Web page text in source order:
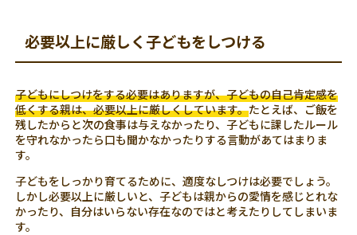
必要以上に厳しく子どもをしつける
子どもにしつけをする必要はありますが、子どもの自己肯定感を
低くする親は、必要以上に厳しくしています。たとえば、ご飯を
残したからと次の食事は与えなかったり、子どもに課したルール
を守れなかったら口も聞かなかったりする言動があてはまりま
す。
子どもをしっかり育てるために、適度なしつけは必要でしょう。
しかし必要以上に厳しいと、子どもは親からの愛情を感じとれな
かったり、自分はいらない存在なのではと考えたりしてしまいま
す。